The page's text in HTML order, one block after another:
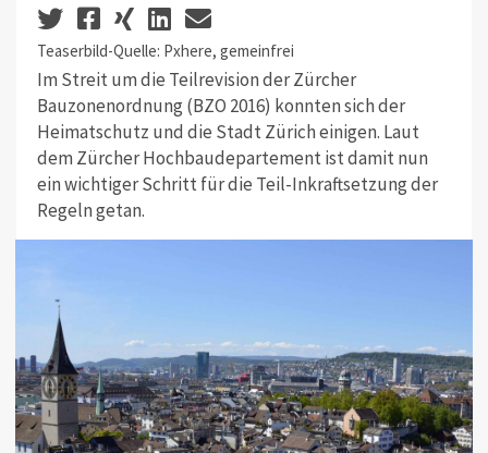
Teaserbild-Quelle: Pxhere, gemeinfrei
Im Streit um die Teilrevision der Zürcher
Bauzonenordnung (BZO 2016) konnten sich der
Heimatschutz und die Stadt Zürich einigen. Laut
dem Zürcher Hochbaudepartement ist damit nun
ein wichtiger Schritt für die Teil-Inkraftsetzung der
Regeln getan.